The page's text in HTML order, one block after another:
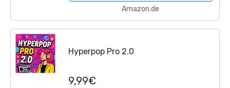
Amazon.de
Hyperpop Pro 2.0
9,99€